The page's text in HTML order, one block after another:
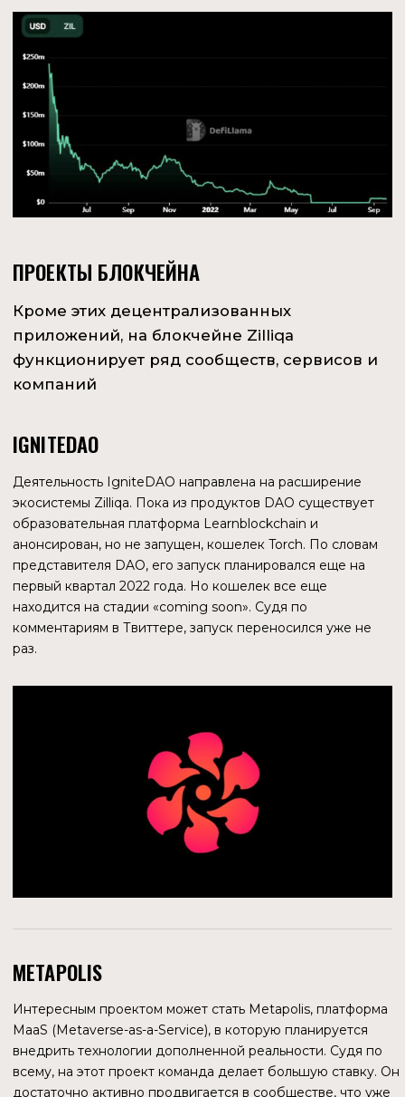
LUNARCRUSH
С помощью алгоритмов machine learning проект получает
данные из социальных сетей и консолидирует их в
числовые метрики. Команда запатентовала LunarCRUSH
Galaxy Score, опережающий индикатор, позволяющий
институциональным инвесторам использовать
алгоритмическую торговлю. Токен LUNR торгуется на
ряде CEX и DEX.
XFERS
поставщиком платежных решений с лицензией
Денежно-кредитного управления Сингапура. Xfers Wallet
позволяет обменивать сингапурские доллары на
криптовалюты. Большинство криптовалютных бирж
Сингапура требуют от своих пользователей наличия
аккаунта, зарегистрированного в Xfers. Оборот
организации в 2021 году составил $1,4 млрд.
Компания, разработавшая децентрализованный кошелек
в виде Telegram-бота, который работает на блокчейне
одной платформе и обменивать фиат на криптовалюту
дебетовые карты, которые можно будет пополнять в
IBAN/SEPA. Бета-версия платформы должна быть
выпущена в третьем квартале 2022 года.
Инфраструктурным партнером проекта выступает BaaS
(Banking as a Service) — компания Striga.